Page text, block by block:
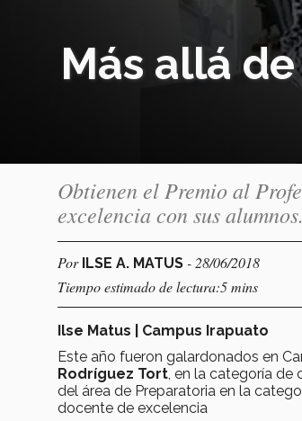
Más allá
Obtienen el Premio al
excelencia con sus alumnos.
Por ILSE A. MATUS - 28/06/2018
Tiempo estimado de lectura:5 mins
Ilse Matus | Campus Irapuato
Este año fueron galardonados en
Rodríguez Tort , en la categoría
del área de Preparatoria en la
docente de excelencia